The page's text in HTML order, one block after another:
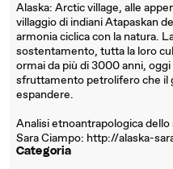
Alaska: Arctic village, alle
villaggio di indiani Atapaskan
armonia ciclica con la natura.
sostentamento, tutta la loro
ormai da più di 3000 anni,
sfruttamento petrolifero che il
espandere.
Analisi etnoantrapologica
Sara Ciampo: http://alaska-
Categoria